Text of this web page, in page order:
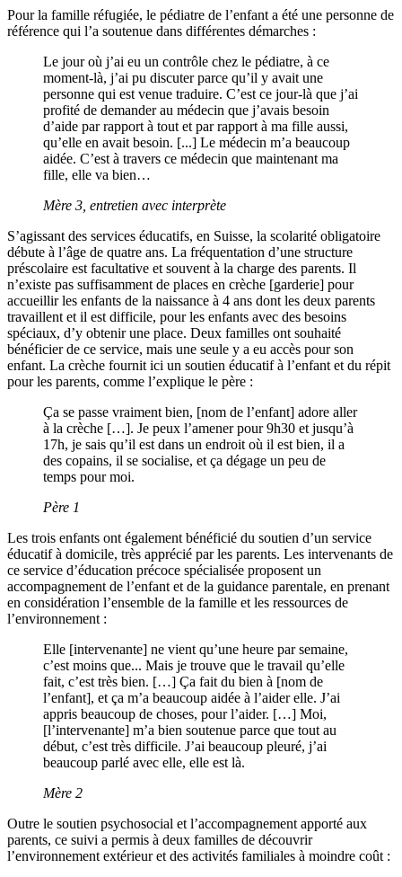
Pour la famille réfugiée, le pédiatre de l’enfant a été une personne de
référence qui l’a soutenue dans différentes démarches :
Le jour où j’ai eu un contrôle chez le pédiatre, à ce
moment-là, j’ai pu discuter parce qu’il y avait une
personne qui est venue traduire. C’est ce jour-là que j’ai
profité de demander au médecin que j’avais besoin
d’aide par rapport à tout et par rapport à ma fille aussi,
qu’elle en avait besoin. [...] Le médecin m’a beaucoup
aidée. C’est à travers ce médecin que maintenant ma
fille, elle va bien…
Mère 3, entretien avec interprète
S’agissant des services éducatifs, en Suisse, la scolarité obligatoire
débute à l’âge de quatre ans. La fréquentation d’une structure
préscolaire est facultative et souvent à la charge des parents. Il
n’existe pas suffisamment de places en crèche [garderie] pour
accueillir les enfants de la naissance à 4 ans dont les deux parents
travaillent et il est difficile, pour les enfants avec des besoins
spéciaux, d’y obtenir une place. Deux familles ont souhaité
bénéficier de ce service, mais une seule y a eu accès pour son
enfant. La crèche fournit ici un soutien éducatif à l’enfant et du répit
pour les parents, comme l’explique le père :
Ça se passe vraiment bien, [nom de l’enfant] adore aller
à la crèche […]. Je peux l’amener pour 9h30 et jusqu’à
17h, je sais qu’il est dans un endroit où il est bien, il a
des copains, il se socialise, et ça dégage un peu de
temps pour moi.
Père 1
Les trois enfants ont également bénéficié du soutien d’un service
éducatif à domicile, très apprécié par les parents. Les intervenants de
ce service d’éducation précoce spécialisée proposent un
accompagnement de l’enfant et de la guidance parentale, en prenant
en considération l’ensemble de la famille et les ressources de
l’environnement :
Elle [intervenante] ne vient qu’une heure par semaine,
c’est moins que... Mais je trouve que le travail qu’elle
fait, c’est très bien. […] Ça fait du bien à [nom de
l’enfant], et ça m’a beaucoup aidée à l’aider elle. J’ai
appris beaucoup de choses, pour l’aider. […] Moi,
[l’intervenante] m’a bien soutenue parce que tout au
début, c’est très difficile. J’ai beaucoup pleuré, j’ai
beaucoup parlé avec elle, elle est là.
Mère 2
Outre le soutien psychosocial et l’accompagnement apporté aux
parents, ce suivi a permis à deux familles de découvrir
l’environnement extérieur et des activités familiales à moindre coût :